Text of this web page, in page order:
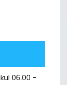
06.00 -